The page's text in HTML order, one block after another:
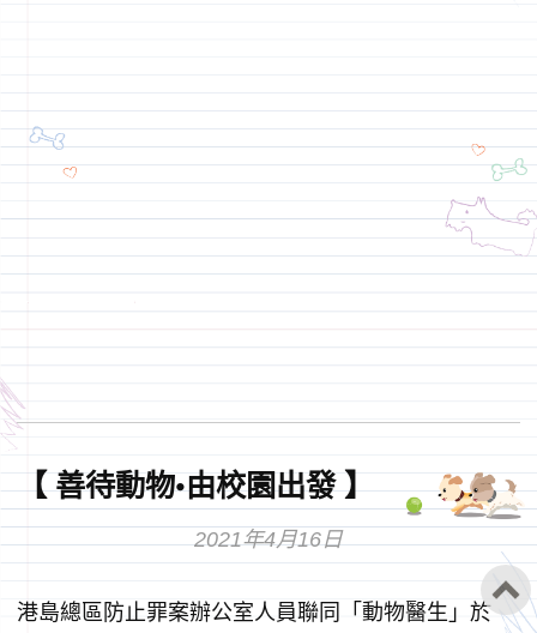
【 善待動物•由校園出發 】
2021年4月16日
港島總區防止罪案辦公室人員聯同「動物醫生」於